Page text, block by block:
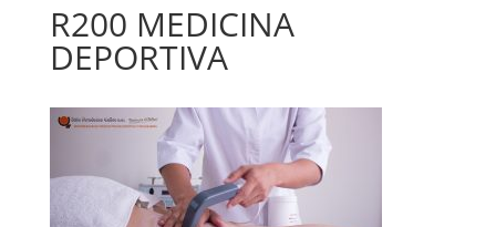
R200 MEDICINA
DEPORTIVA